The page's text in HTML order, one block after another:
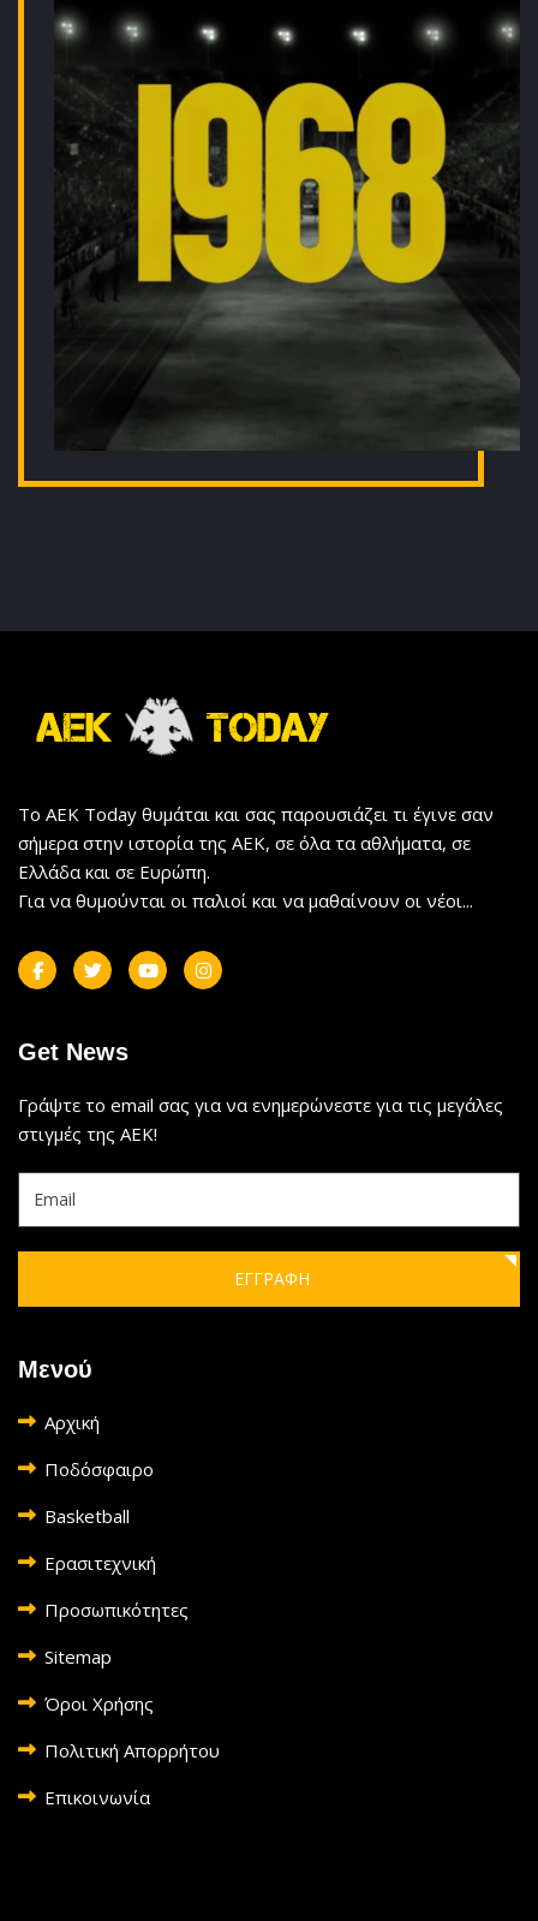
Το AEK Today θυμάται και σας παρουσιάζει τι έγινε σαν
σήμερα στην ιστορία της ΑΕΚ, σε όλα τα αθλήματα, σε
Ελλάδα και σε Ευρώπη.
Για να θυμούνται οι παλιοί και να μαθαίνουν οι νέοι...
Get News
Γράψτε το email σας για να ενημερώνεστε για τις μεγάλες
στιγμές της ΑΕΚ!
ΕΓΓΡΑΦΗ
Μενού
Αρχική
Ποδόσφαιρο
Basketball
Ερασιτεχνική
Προσωπικότητες
Sitemap
Όροι Χρήσης
Πολιτική Απορρήτου
Επικοινωνία